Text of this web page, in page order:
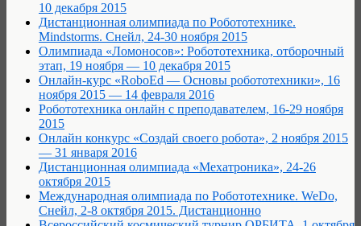
10 декабря 2015
Дистанционная олимпиада по Робототехнике.
Mindstorms. Снейл, 24-30 ноября 2015
Олимпиада «Ломоносов»: Робототехника, отборочный
этап, 19 ноября — 10 декабря 2015
Онлайн-курс «RoboEd — Основы робототехники», 16
ноября 2015 — 14 февраля 2016
Робототехника онлайн с преподавателем, 16-29 ноября
2015
Онлайн конкурс «Создай своего робота», 2 ноября 2015
— 31 января 2016
Дистанционная олимпиада «Мехатроника», 24-26
октября 2015
Международная олимпиада по Робототехнике. WeDo,
Снейл, 2-8 октября 2015. Дистанционно